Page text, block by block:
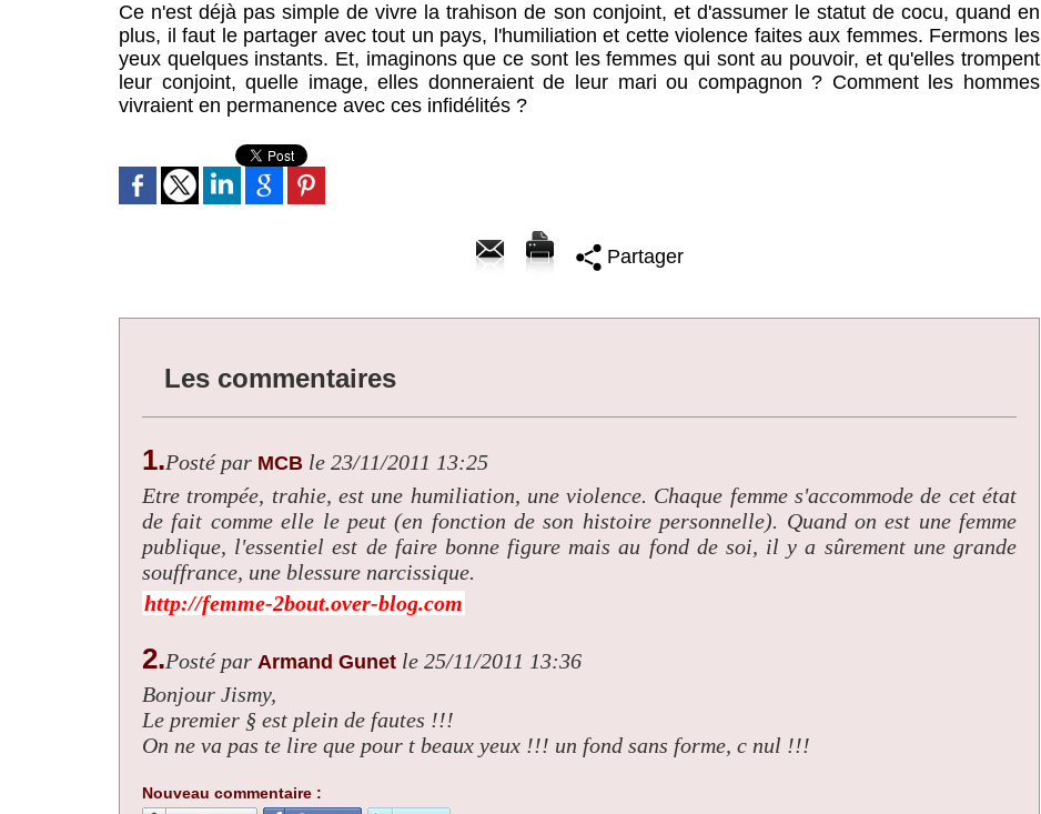
Ce n'est déjà pas simple de vivre la trahison de son conjoint, et d'assumer le statut de cocu, quand en
plus, il faut le partager avec tout un pays, l'humiliation et cette violence faites aux femmes. Fermons les
yeux quelques instants. Et, imaginons que ce sont les femmes qui sont au pouvoir, et qu'elles trompent
leur conjoint, quelle image, elles donneraient de leur mari ou compagnon ? Comment les hommes
vivraient en permanence avec ces infidélités ?
Partager
Les commentaires
1.Posté par MCB le 23/11/2011 13:25
Etre trompée, trahie, est une humiliation, une violence. Chaque femme s'accommode de cet état
de fait comme elle le peut (en fonction de son histoire personnelle). Quand on est une femme
publique, l'essentiel est de faire bonne figure mais au fond de soi, il y a sûrement une grande
souffrance, une blessure narcissique.
http://femme-2bout.over-blog.com
2.Posté par Armand Gunet le 25/11/2011 13:36
Bonjour Jismy,
Le premier § est plein de fautes !!!
On ne va pas te lire que pour t beaux yeux !!! un fond sans forme, c nul !!!
Nouveau commentaire :